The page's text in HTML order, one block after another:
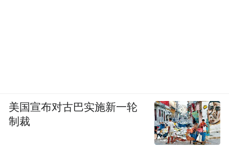
美国宣布对古巴实施新一轮
制裁